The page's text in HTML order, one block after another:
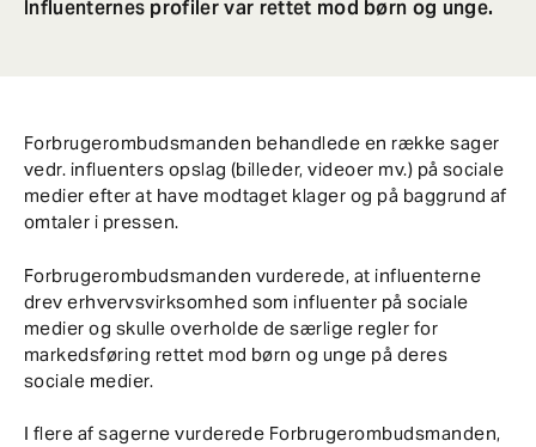
Influenternes profiler var rettet mod børn og unge.
Forbrugerombudsmanden behandlede en række sager
vedr. influenters opslag (billeder, videoer mv.) på sociale
medier efter at have modtaget klager og på baggrund af
omtaler i pressen.
Forbrugerombudsmanden vurderede, at influenterne
drev erhvervsvirksomhed som influenter på sociale
medier og skulle overholde de særlige regler for
markedsføring rettet mod børn og unge på deres
sociale medier.
I flere af sagerne vurderede Forbrugerombudsmanden,